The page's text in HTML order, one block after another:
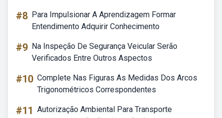
#8 Para Impulsionar A Aprendizagem Formar
Entendimento Adquirir Conhecimento
#9 Na Inspeção De Segurança Veicular Serão
Verificados Entre Outros Aspectos
#10 Complete Nas Figuras As Medidas Dos Arcos
Trigonométricos Correspondentes
#11 Autorização Ambiental Para Transporte